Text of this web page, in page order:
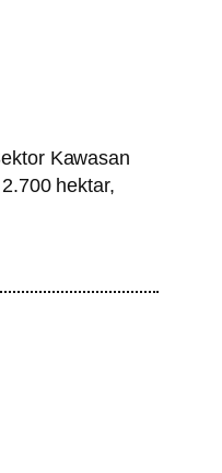
Kawasan
hektar,